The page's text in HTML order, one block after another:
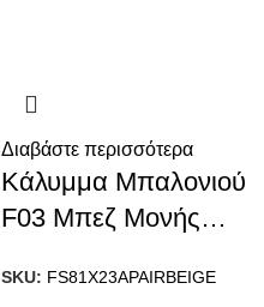
Διαβάστε περισσότερα
Κάλυμμα Μπαλονιού
F03 Μπεζ Μονής
SKU: FS81X23APAIRBEIGE